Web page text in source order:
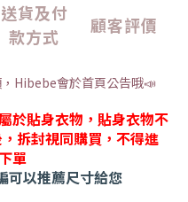
送貨及付
款方式
顧客評價
Hibebe會於首頁公告哦📣
於貼身衣物，貼身衣物不
拆封視同購買，不得進
單
可以推薦尺寸給您